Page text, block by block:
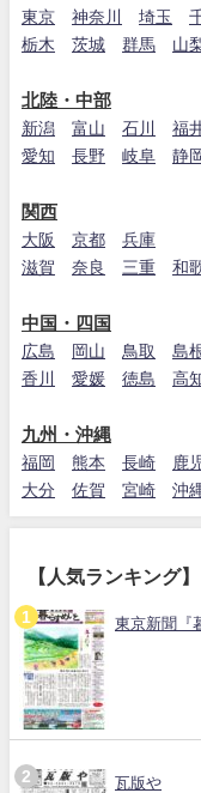
東京 神奈川 埼玉
栃木
茨城 群馬 山
北陸・中部
新潟 富山 石川
福
愛知
長野 岐阜 静岡
関西
大阪 京都
兵庫
滋賀
奈良 三重 和
中国・四国
広島 岡山 鳥取 島
香川
愛媛 徳島 高
九州・沖縄
福岡 熊本 長崎
鹿
大分
佐賀 宮崎 沖
【人気ランキング】
東京新聞『
瓦版や